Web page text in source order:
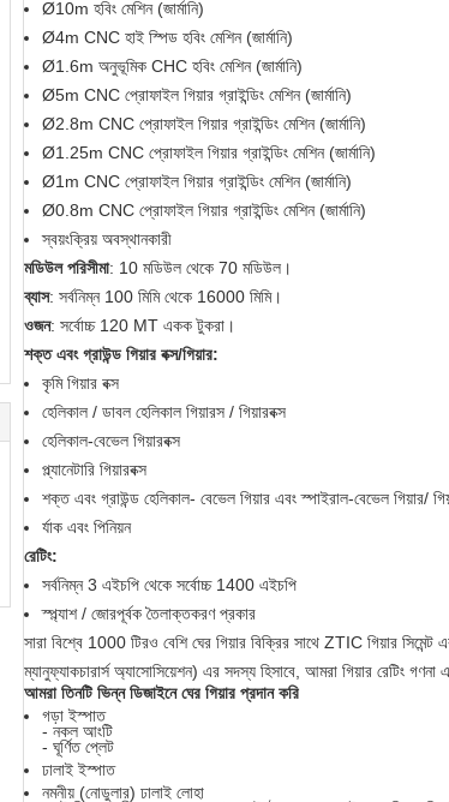
Ø10m হবিং মেশিন (জার্মানি)
Ø4m CNC হাই স্পিড হবিং মেশিন (জার্মানি)
Ø1.6m অনুভূমিক CHC হবিং মেশিন (জার্মানি)
Ø5m CNC প্রোফাইল গিয়ার গ্রাইন্ডিং মেশিন (জার্মানি)
Ø2.8m CNC প্রোফাইল গিয়ার গ্রাইন্ডিং মেশিন (জার্মানি)
Ø1.25m CNC প্রোফাইল গিয়ার গ্রাইন্ডিং মেশিন (জার্মানি)
Ø1m CNC প্রোফাইল গিয়ার গ্রাইন্ডিং মেশিন (জার্মানি)
Ø0.8m CNC প্রোফাইল গিয়ার গ্রাইন্ডিং মেশিন (জার্মানি)
স্বয়ংক্রিয় অবস্থানকারী
মডিউল পরিসীমা: 10 মডিউল থেকে 70 মডিউল।
ব্যাস: সর্বনিম্ন 100 মিমি থেকে 16000 মিমি।
ওজন: সর্বোচ্চ 120 MT একক টুকরা।
শক্ত এবং গ্রাউন্ড গিয়ার বক্স/গিয়ার:
কৃমি গিয়ার বক্স
হেলিকাল / ডাবল হেলিকাল গিয়ারস / গিয়ারবক্স
হেলিকাল-বেভেল গিয়ারবক্স
প্ল্যানেটারি গিয়ারবক্স
শক্ত এবং গ্রাউন্ড হেলিকাল- বেভেল গিয়ার এবং স্পাইরাল-বেভেল গিয়ার/
র্যাক এবং পিনিয়ন
রেটিং:
সর্বনিম্ন 3 এইচপি থেকে সর্বোচ্চ 1400 এইচপি
স্প্ল্যাশ / জোরপূর্বক তৈলাক্তকরণ প্রকার
সারা বিশ্বে 1000 টিরও বেশি ঘের গিয়ার বিক্রির সাথে ZTIC গিয়ার
ম্যানুফ্যাকচারার্স অ্যাসোসিয়েশন) এর সদস্য হিসাবে, আমরা গিয়ার রেটিং গণনা
আমরা তিনটি ভিন্ন ডিজাইনে ঘের গিয়ার প্রদান করি
গড়া ইস্পাত
- নকল আংটি
- ঘূর্ণিত প্লেট
ঢালাই ইস্পাত
নমনীয় (নোডুলার) ঢালাই লোহা